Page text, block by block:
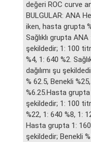
değeri ROC curve
BULGULAR: ANA
iken, hasta grupta
Sağlıklı grupta
şekildedir; 1: 100
%4, 1: 640 %2.
dağılımı şu
% 62.5, Benekli
%6.25.Hasta
şekildedir; 1: 100
%22, 1: 640 %8, 1:
Hasta grupta 1:
şekildedir; Benekli